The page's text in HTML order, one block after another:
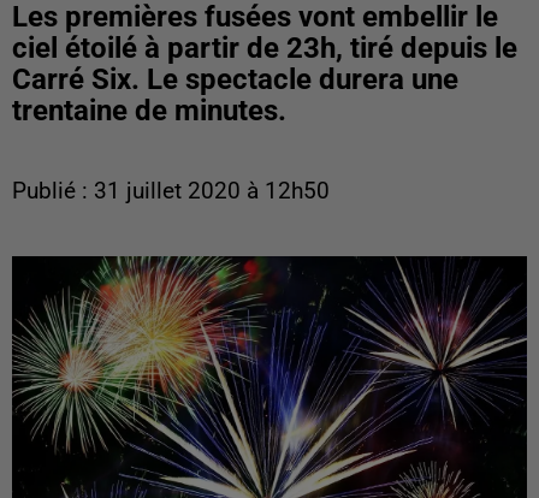
Les premières fusées vont embellir le
ciel étoilé à partir de 23h, tiré depuis le
Carré Six. Le spectacle durera une
trentaine de minutes.
Publié : 31 juillet 2020 à 12h50